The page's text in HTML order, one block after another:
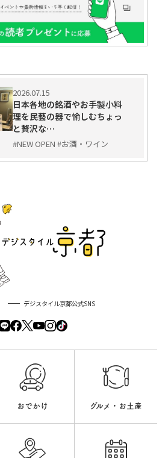
2026.07.15
日本各地の銘酒やお手製小料
理を民藝の器で愉しむちょっ
と贅沢な…
#NEW OPEN #お酒・ワイン
デジスタイル京都公式SNS
おでかけ グルメ・お土産